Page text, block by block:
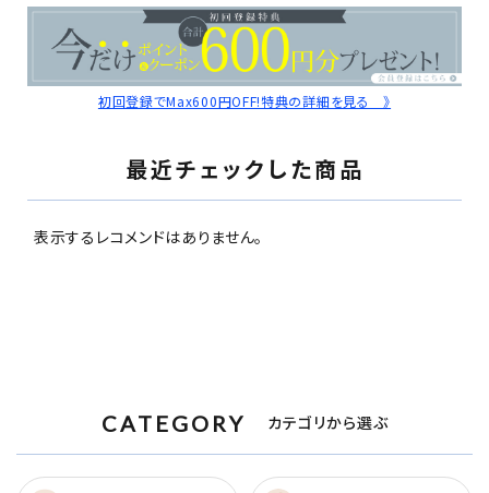
初回登録でMax600円OFF!特典の詳細を見る 》
最近チェックした商品
表示するレコメンドはありません。
CATEGORY カテゴリから選ぶ